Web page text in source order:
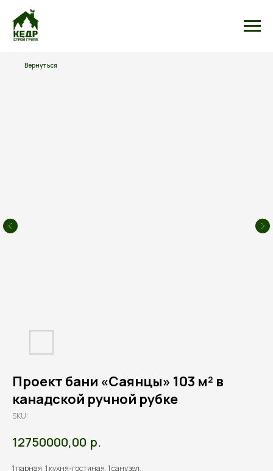
Вернуться
Проект бани «Саянцы» 103 м² в
канадской ручной рубке
SKU:
12750000,00 р.
1 парная, 1 кухня-гостиная, 1 санузел,